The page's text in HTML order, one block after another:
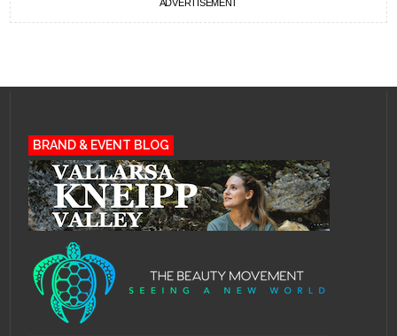
ADVERTISEMENT
BRAND & EVENT BLOG